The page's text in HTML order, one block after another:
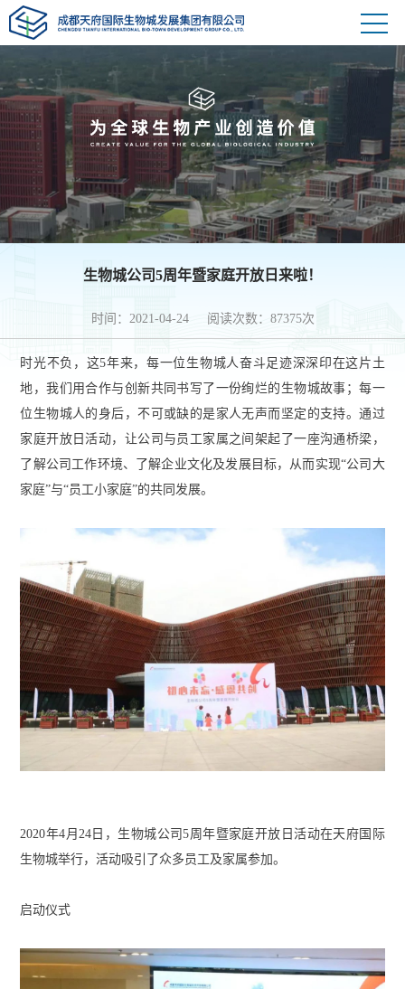
生物城公司5周年暨家庭开放日来啦！
时间：2021-04-24 阅读次数：87375次
时光不负，这5年来，每一位生物城人奋斗足迹深深印在这片土
地，我们用合作与创新共同书写了一份绚烂的生物城故事；每一
位生物城人的身后，不可或缺的是家人无声而坚定的支持。通过
家庭开放日活动，让公司与员工家属之间架起了一座沟通桥梁，
了解公司工作环境、了解企业文化及发展目标，从而实现“公司大
家庭”与“员工小家庭”的共同发展。
2020年4月24日，生物城公司5周年暨家庭开放日活动在天府国际
生物城举行，活动吸引了众多员工及家属参加。
启动仪式